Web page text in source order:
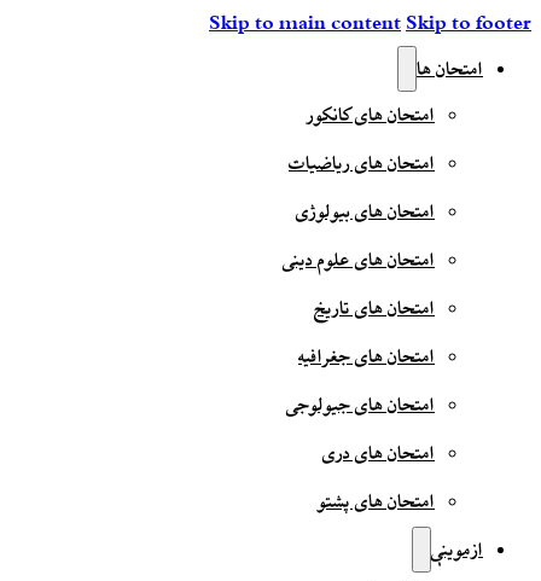
Skip to main contentSkip to footer
امتحان ها
امتحان های کانکور
امتحان های ریاضیات
امتحان های بیولوژی
امتحان های علوم دینی
امتحان های تاریخ
امتحان های جغرافیه
امتحان های جیولوجی
امتحان های دری
امتحان های پشتو
ازموینې